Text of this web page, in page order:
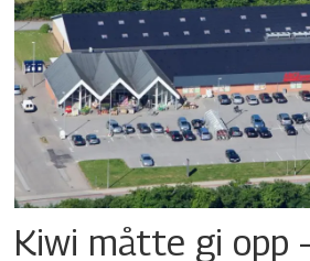
Kiwi måtte gi opp